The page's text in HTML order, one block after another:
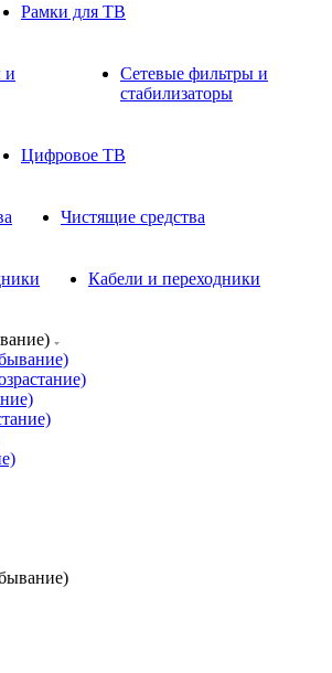
Рамки для ТВ
Сетевые фильтры и
стабилизаторы
Цифровое ТВ
Чистящие средства
Кабели и переходники